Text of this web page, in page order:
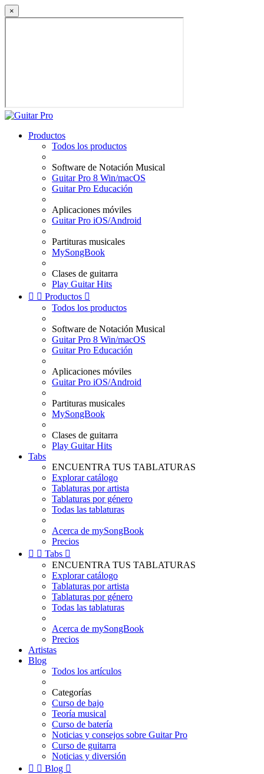
×
Productos
Todos los productos
Software de Notación Musical
Guitar Pro 8 Win/macOS
Guitar Pro Educación
Aplicaciones móviles
Guitar Pro iOS/Android
Partituras musicales
MySongBook
Clases de guitarra
Play Guitar Hits
  Productos 
Todos los productos
Software de Notación Musical
Guitar Pro 8 Win/macOS
Guitar Pro Educación
Aplicaciones móviles
Guitar Pro iOS/Android
Partituras musicales
MySongBook
Clases de guitarra
Play Guitar Hits
Tabs
ENCUENTRA TUS TABLATURAS
Explorar catálogo
Tablaturas por artista
Tablaturas por género
Todas las tablaturas
Acerca de mySongBook
Precios
  Tabs 
ENCUENTRA TUS TABLATURAS
Explorar catálogo
Tablaturas por artista
Tablaturas por género
Todas las tablaturas
Acerca de mySongBook
Precios
Artistas
Blog
Todos los artículos
Categorías
Curso de bajo
Teoría musical
Curso de batería
Noticias y consejos sobre Guitar Pro
Curso de guitarra
Noticias y diversión
  Blog 